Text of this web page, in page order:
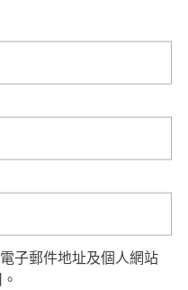
子郵件地址及個人網站